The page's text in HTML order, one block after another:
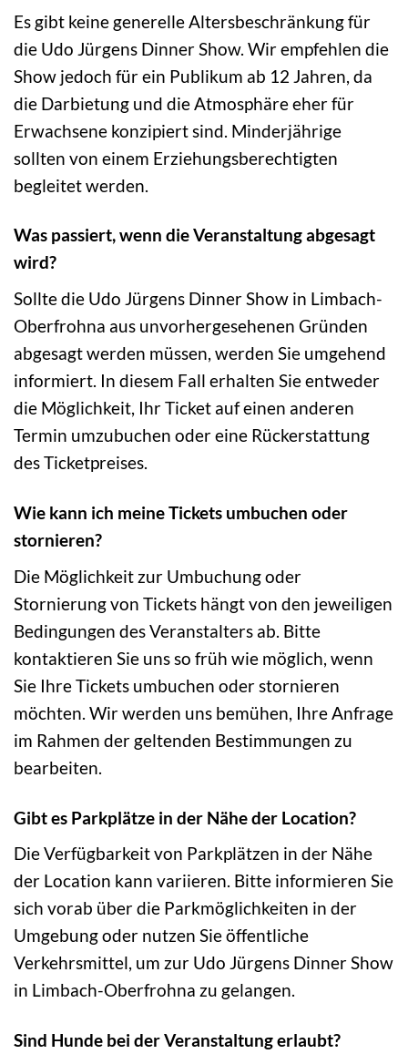
Es gibt keine generelle Altersbeschränkung für
die Udo Jürgens Dinner Show. Wir empfehlen die
Show jedoch für ein Publikum ab 12 Jahren, da
die Darbietung und die Atmosphäre eher für
Erwachsene konzipiert sind. Minderjährige
sollten von einem Erziehungsberechtigten
begleitet werden.
Was passiert, wenn die Veranstaltung abgesagt
wird?
Sollte die Udo Jürgens Dinner Show in Limbach-
Oberfrohna aus unvorhergesehenen Gründen
abgesagt werden müssen, werden Sie umgehend
informiert. In diesem Fall erhalten Sie entweder
die Möglichkeit, Ihr Ticket auf einen anderen
Termin umzubuchen oder eine Rückerstattung
des Ticketpreises.
Wie kann ich meine Tickets umbuchen oder
stornieren?
Die Möglichkeit zur Umbuchung oder
Stornierung von Tickets hängt von den jeweiligen
Bedingungen des Veranstalters ab. Bitte
kontaktieren Sie uns so früh wie möglich, wenn
Sie Ihre Tickets umbuchen oder stornieren
möchten. Wir werden uns bemühen, Ihre Anfrage
im Rahmen der geltenden Bestimmungen zu
bearbeiten.
Gibt es Parkplätze in der Nähe der Location?
Die Verfügbarkeit von Parkplätzen in der Nähe
der Location kann variieren. Bitte informieren Sie
sich vorab über die Parkmöglichkeiten in der
Umgebung oder nutzen Sie öffentliche
Verkehrsmittel, um zur Udo Jürgens Dinner Show
in Limbach-Oberfrohna zu gelangen.
Sind Hunde bei der Veranstaltung erlaubt?